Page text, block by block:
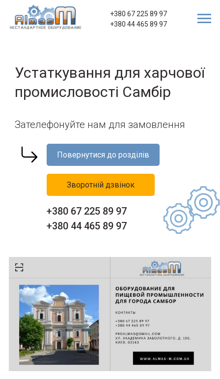
+380 67 225 89 97
+380 44 465 89 97
Устаткування для харчової
промисловості Самбір
Зателефонуйте нам для замовлення
Повернутися до розділів
Зворотній дзвінок
+380 67 225 89 97
+380 44 465 89 97